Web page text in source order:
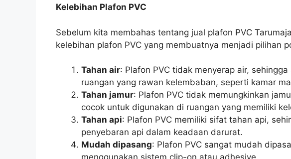
Kelebihan Plafon PVC
Sebelum kita membahas tentang jual plafon PVC
kelebihan plafon PVC yang membuatnya menjadi pilihan
Tahan air: Plafon PVC tidak menyerap air,
ruangan yang rawan kelembaban, seperti kamar
Tahan jamur: Plafon PVC tidak memungkinkan
cocok untuk digunakan di ruangan yang memiliki
Tahan api: Plafon PVC memiliki sifat tahan api,
penyebaran api dalam keadaan darurat.
Mudah dipasang: Plafon PVC sangat mudah